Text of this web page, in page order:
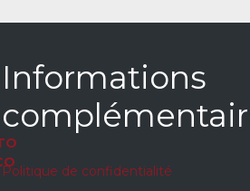
Informations
Politique de confidentialité